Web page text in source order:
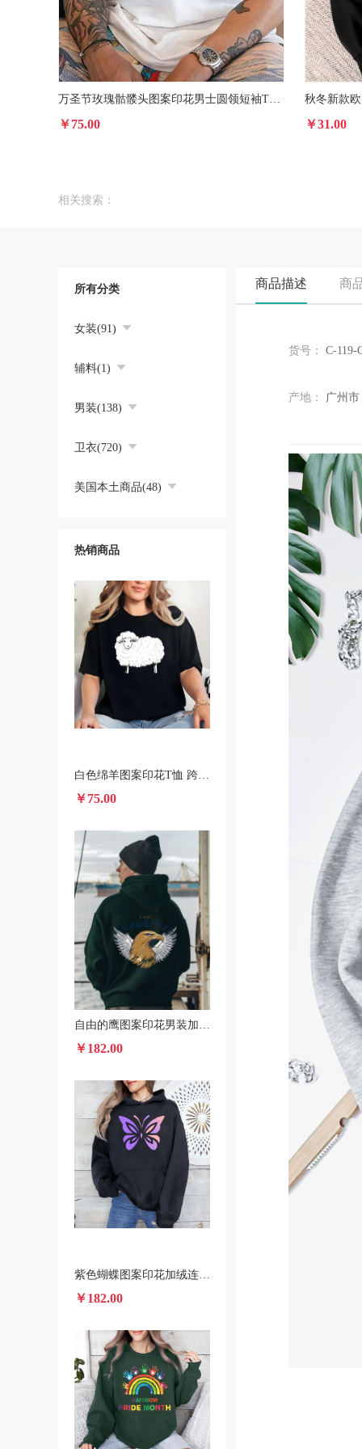
万圣节玫瑰骷髅头图案印花男士圆领短袖T恤 夏季时尚休闲短袖上衣
￥75.00 ￥31.00
相关搜索：
所有分类
女装(91)
辅料(1)
男装(138)
卫衣(720)
美国本土商品(48)
热销商品
白色绵羊图案印花T恤 跨境POD春夏短袖圆领休闲上衣 男女款
￥75.00
自由的鹰图案印花男装加绒连帽衫 美国本土发货秋冬款卫衣
￥182.00
紫色蝴蝶图案印花加绒连帽衫 跨境一件代发男女装秋冬款卫衣
￥182.00
商品描述 商
货号： C-119-
产地： 广州市